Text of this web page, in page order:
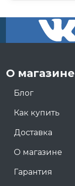
О магазине
Блог
Как купить
Доставка
О магазине
Гарантия